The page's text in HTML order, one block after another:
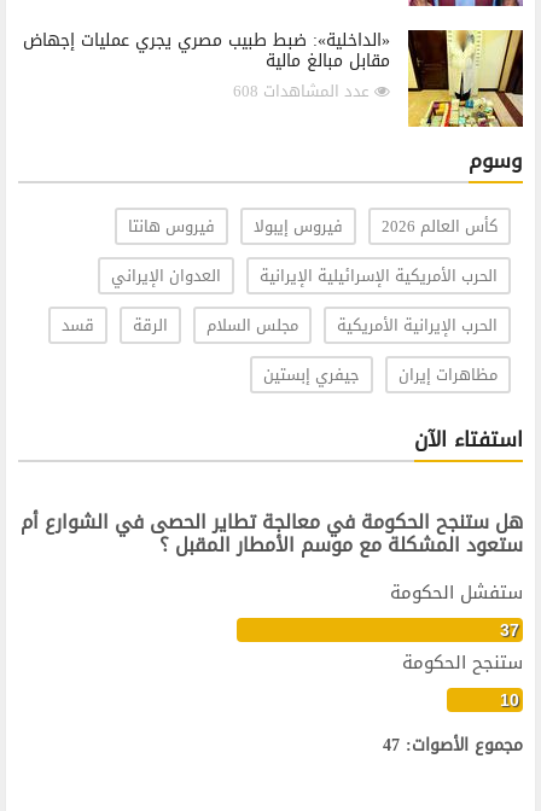
«الداخلية»: ضبط طبيب مصري يجري عمليات إجهاض
مقابل مبالغ مالية
عدد المشاهدات 608
وسوم
كأس العالم 2026 فيروس إيبولا
فيروس هانتا
الحرب الأمريكية الإسرائيلية الإيرانية
العدوان الإيراني
الحرب الإيرانية الأمريكية
مجلس السلام الرقة
قسد
مظاهرات إيران
جيفري إبستين
استفتاء الآن
هل ستنجح الحكومة في معالجة تطاير الحصى في الشوارع أم
ستعود المشكلة مع موسم الأمطار المقبل ؟
ستفشل الحكومة
37
ستنجح الحكومة
10
مجموع الأصوات: 47